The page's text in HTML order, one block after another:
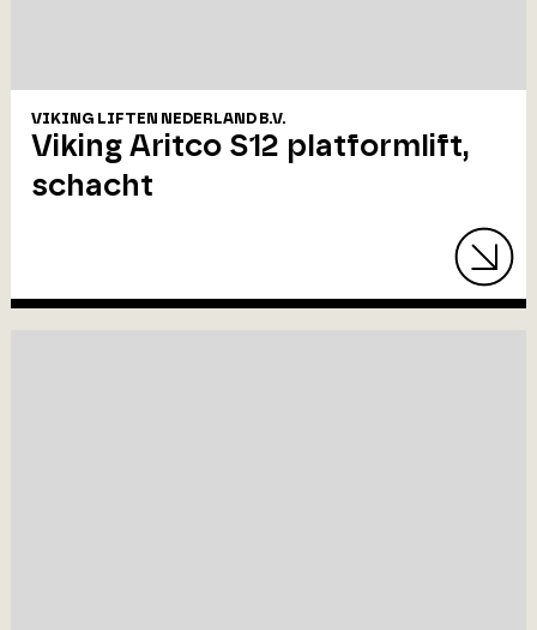
VIKING LIFTEN NEDERLAND B.V.
Viking Aritco S12 platformlift,
schacht